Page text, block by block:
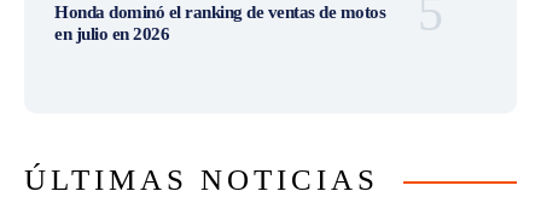
Honda dominó el ranking de ventas de motos
en julio en 2026
ÚLTIMAS NOTICIAS